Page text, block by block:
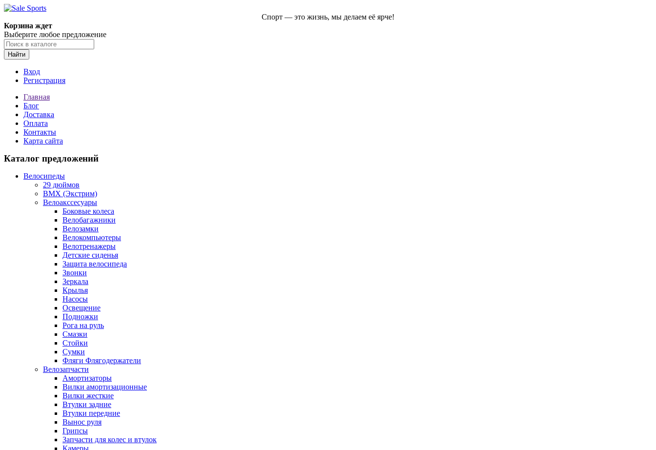
Спорт — это жизнь, мы делаем её ярче!
Корзина ждет
Выберите любое предложение
Найти
Вход
Регистрация
Главная
Блог
Доставка
Оплата
Контакты
Карта сайта
Каталог предложений
Велосипеды
29 дюймов
BMX (Экстрим)
Велоакссесуары
Боковые колеса
Велобагажники
Велозамки
Велокомпьютеры
Велотренажеры
Детские сиденья
Защита велосипеда
Звонки
Зеркала
Крылья
Насосы
Освещение
Подножки
Рога на руль
Смазки
Стойки
Сумки
Фляги Флягодержатели
Велозапчасти
Амортизаторы
Вилки амортизационные
Вилки жесткие
Втулки задние
Втулки передние
Вынос руля
Грипсы
Запчасти для колес и втулок
Камеры